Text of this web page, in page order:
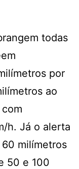
todas
por
ao
h. Já o alerta
milímetros
50 e 100